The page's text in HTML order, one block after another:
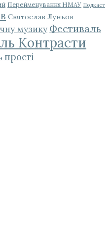
Перейменування НМАУ Подкаст
Святослав Луньов
музику Фестиваль
Контрасти
прості